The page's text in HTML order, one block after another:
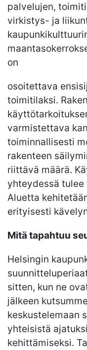
palvelujen,
virkistys- ja
on
osoitettava
toimitilaksi.
varmistettava
toiminnallisesti
rakenteen
riittävä määrä.
yhteydessä tulee
Aluetta
erityisesti
Mitä tapahtuu
Helsingin
sitten, kun ne
jälkeen
keskustelemaan
yhteisistä
kehittämiseksi.